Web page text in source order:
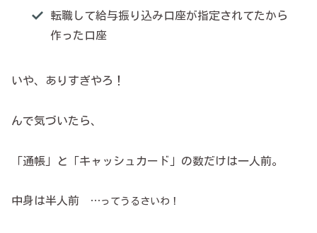
転職して給与振り込み口座が指定されてたから
作った口座
いや、ありすぎやろ！
んで気づいたら、
「通帳」と「キャッシュカード」の数だけは一人前。
中身は半人前 …ってうるさいわ！